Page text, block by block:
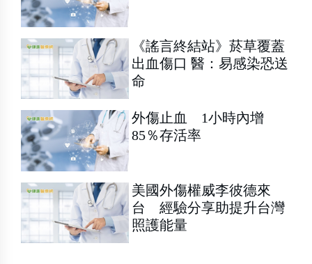
《謠言終結站》菸草覆蓋
出血傷口 醫：易感染恐送
命
外傷止血 1小時內增
85％存活率
美國外傷權威李彼德來
台 經驗分享助提升台灣
照護能量